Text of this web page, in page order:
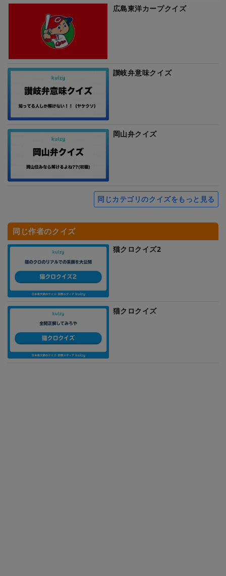
広島東洋カープクイズ
讃岐弁意味クイズ
岡山弁クイズ
同じカテゴリのクイズをもっと見る
同じ作者のクイズ
猫クロクイズ2
猫クロクイズ